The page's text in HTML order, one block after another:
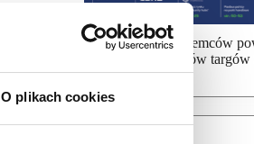
O plikach cookies
Bezpłatna wysyłka dla najemców
handlowej, uczestników